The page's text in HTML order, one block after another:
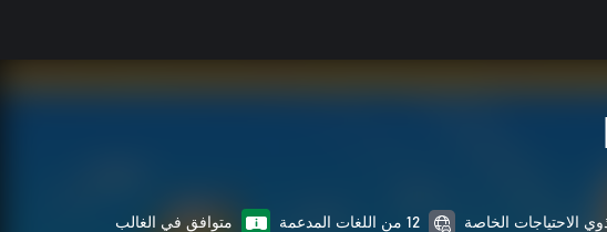
12 من اللغات المدعمة متوافق في الغالب